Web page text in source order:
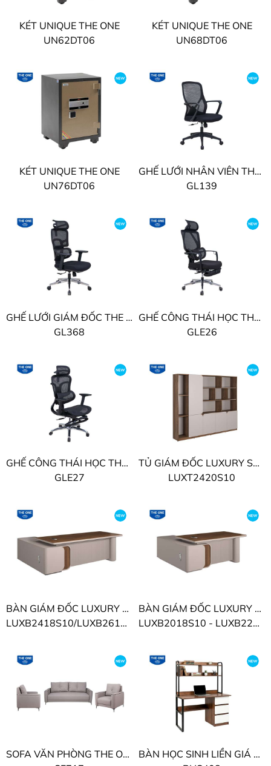
KÉT UNIQUE THE ONE
UN62DT06
KÉT UNIQUE THE ONE
UN68DT06
KÉT UNIQUE THE ONE
UN76DT06
GHẾ LƯỚI NHÂN VIÊN THE ONE
GL139
GHẾ LƯỚI GIÁM ĐỐC THE ONE
GL368
GHẾ CÔNG THÁI HỌC THE ONE
GLE26
GHẾ CÔNG THÁI HỌC THE ONE
GLE27
TỦ GIÁM ĐỐC LUXURY SUPREME THE ONE
LUXT2420S10
BÀN GIÁM ĐỐC LUXURY SUPREME THE ONE
LUXB2418S10/LUXB2618S10
BÀN GIÁM ĐỐC LUXURY SUPREME THE ONE
LUXB2018S10 - LUXB2218S10
SOFA VĂN PHÒNG THE ONE
BÀN HỌC SINH LIỀN GIÁ THE ONE